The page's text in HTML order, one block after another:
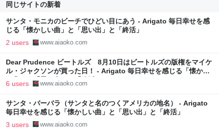
同じサイトの新着
サンタ・モニカのビーチでひどい目にあう - Arigato 毎日幸せを感
じる「懐かしい曲」と「思い出」と「終活」
2 users www.aiaoko.com
Dear Prudence ビートルズ 8月10日はビートルズの版権をマイケ
ル・ジャクソンが買った日！ - Arigato 毎日幸せを感じる「懐かし
い曲」と「思い出」と「終活」
6 users www.aiaoko.com
サンタ・バーバラ（サンタと名のつくアメリカの地名） - Arigato
毎日幸せを感じる「懐かしい曲」と「思い出」と「終活」
3 users www.aiaoko.com